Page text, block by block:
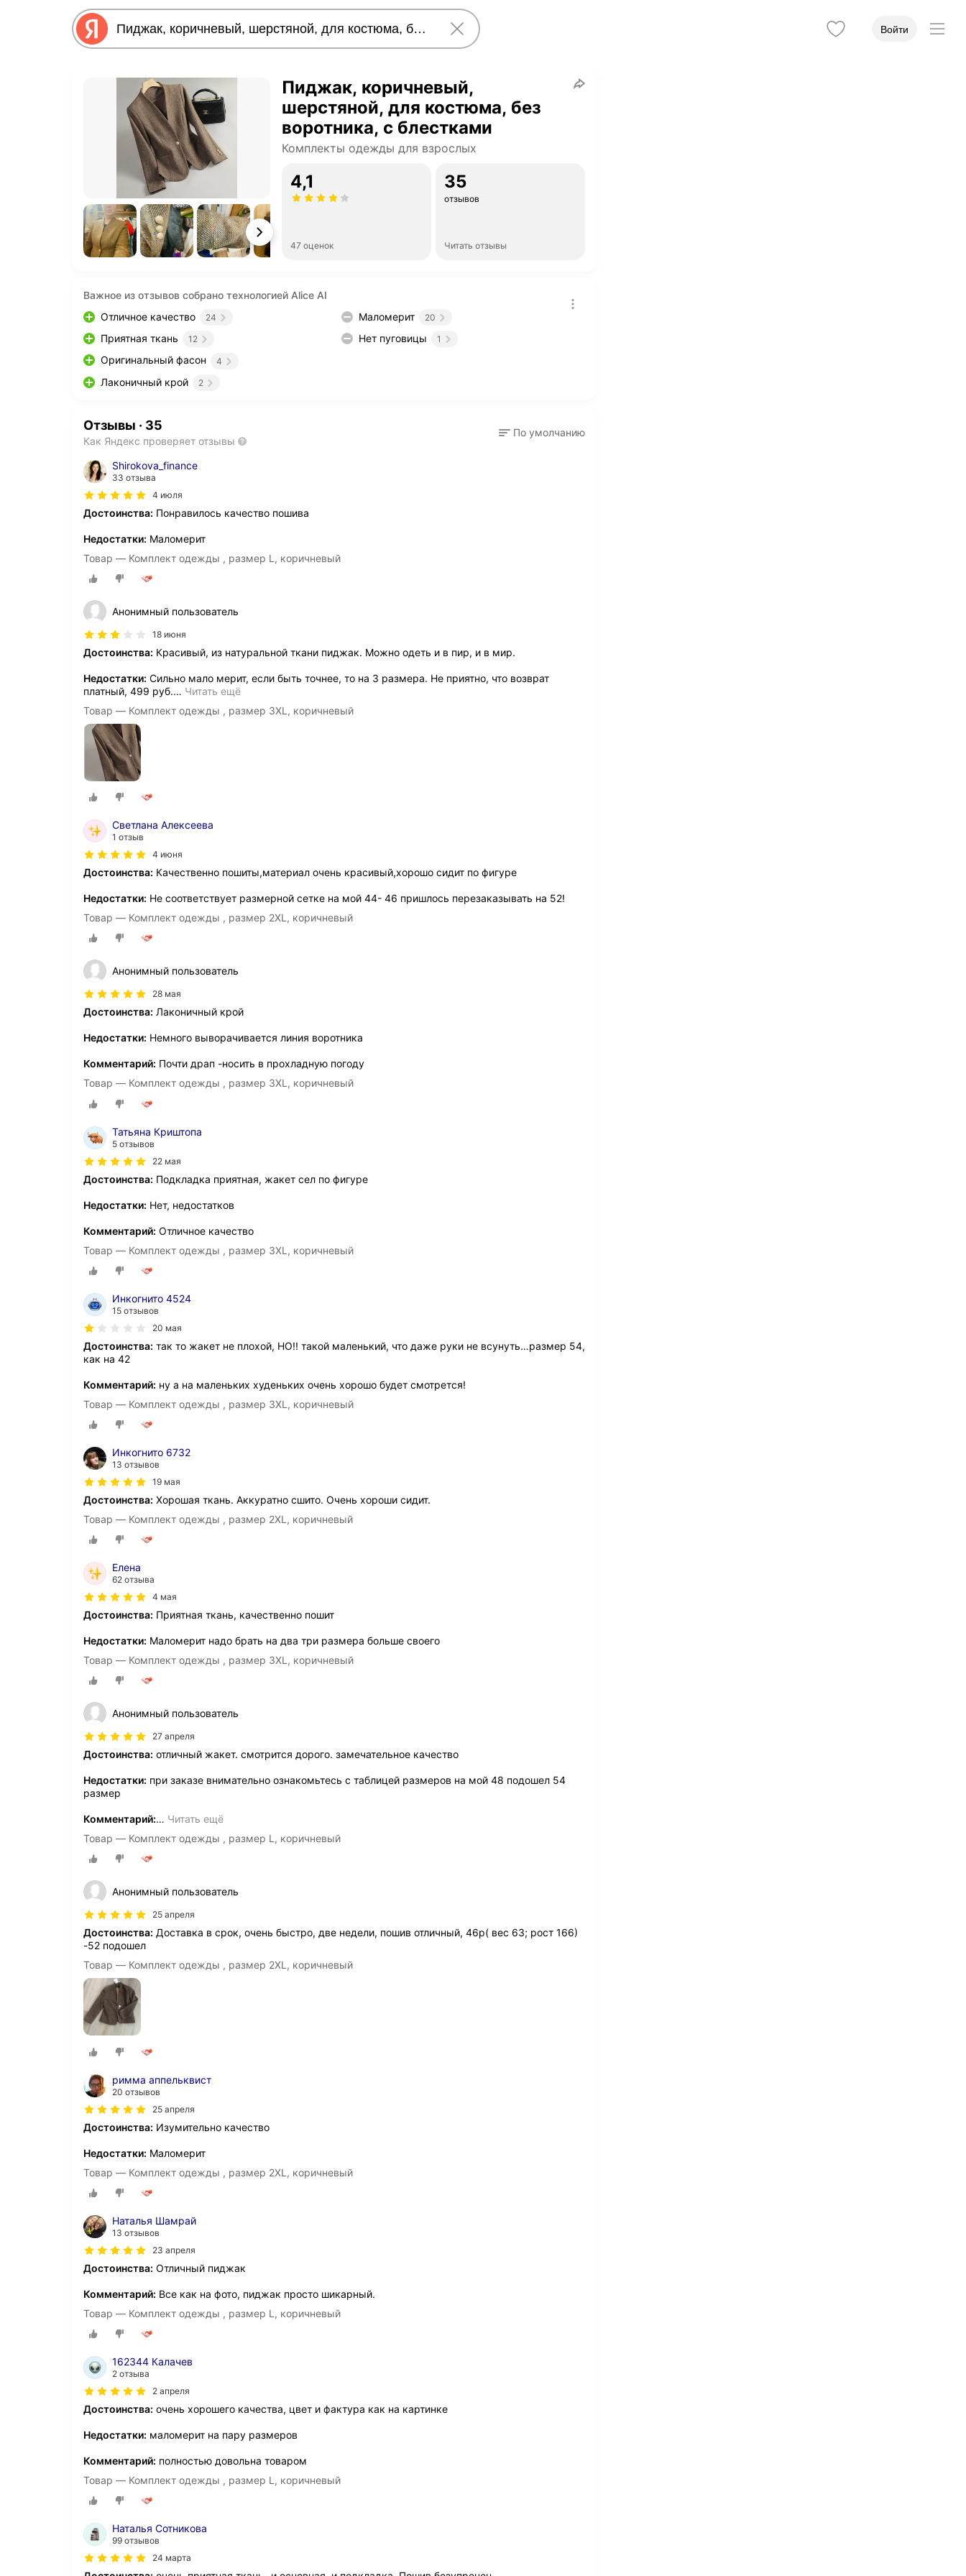
Войти
Пиджак, коричневый,
шерстяной, для костюма, без
воротника, с блестками
Комплекты одежды для взрослых
4,1
47 оценок
35
отзывов
Читать отзывы
Важное из отзывов собрано технологией Alice AI
Отличное качество
24
Приятная ткань 12
Оригинальный фасон 4
Лаконичный крой 2
Маломерит 20
Нет пуговицы 1
Отзывы · 35
Как Яндекс проверяет отзывы
По умолчанию
Shirokova_finance
33 отзыва
4 июля
Достоинства: Понравилось качество пошива
Недостатки: Маломерит
Товар — Комплект одежды , размер L, коричневый
Анонимный пользователь
18 июня
Достоинства: Красивый, из натуральной ткани пиджак. Можно одеть и в пир, и в мир.
Недостатки: Сильно мало мерит, если быть точнее, то на 3 размера. Не приятно, что возврат
платный, 499 руб.… Читать ещё
Товар — Комплект одежды , размер 3XL, коричневый
Светлана Алексеева
1 отзыв
4 июня
Достоинства: Качественно пошиты,материал очень красивый,хорошо сидит по фигуре
Недостатки: Не соответствует размерной сетке на мой 44- 46 пришлось перезаказывать на 52!
Товар — Комплект одежды , размер 2XL, коричневый
Анонимный пользователь
28 мая
Достоинства: Лаконичный крой
Недостатки: Немного выворачивается линия воротника
Комментарий: Почти драп -носить в прохладную погоду
Товар — Комплект одежды , размер 3XL, коричневый
Татьяна Криштопа
5 отзывов
22 мая
Достоинства: Подкладка приятная, жакет сел по фигуре
Недостатки: Нет, недостатков
Комментарий: Отличное качество
Товар — Комплект одежды , размер 3XL, коричневый
Инкогнито 4524
15 отзывов
20 мая
Достоинства: так то жакет не плохой, НО!! такой маленький, что даже руки не всунуть…размер 54,
как на 42
Комментарий: ну а на маленьких худеньких очень хорошо будет смотрется!
Товар — Комплект одежды , размер 3XL, коричневый
Инкогнито 6732
13 отзывов
19 мая
Достоинства: Хорошая ткань. Аккуратно сшито. Очень хороши сидит.
Товар — Комплект одежды , размер 2XL, коричневый
Елена
62 отзыва
4 мая
Достоинства: Приятная ткань, качественно пошит
Недостатки: Маломерит надо брать на два три размера больше своего
Товар — Комплект одежды , размер 3XL, коричневый
Анонимный пользователь
27 апреля
Достоинства: отличный жакет. смотрится дорого. замечательное качество
Недостатки: при заказе внимательно ознакомьтесь с таблицей размеров на мой 48 подошел 54
размер
Комментарий:… Читать ещё
Товар — Комплект одежды , размер L, коричневый
Анонимный пользователь
25 апреля
Достоинства: Доставка в срок, очень быстро, две недели, пошив отличный, 46р( вес 63; рост 166)
-52 подошел
Товар — Комплект одежды , размер 2XL, коричневый
римма аппельквист
20 отзывов
25 апреля
Достоинства: Изумительно качество
Недостатки: Маломерит
Товар — Комплект одежды , размер 2XL, коричневый
Наталья Шамрай
13 отзывов
23 апреля
Достоинства: Отличный пиджак
Комментарий: Все как на фото, пиджак просто шикарный.
Товар — Комплект одежды , размер L, коричневый
162344 Калачев
2 отзыва
2 апреля
Достоинства: очень хорошего качества, цвет и фактура как на картинке
Недостатки: маломерит на пару размеров
Комментарий: полностью довольна товаром
Товар — Комплект одежды , размер L, коричневый
Наталья Сотникова
99 отзывов
24 марта